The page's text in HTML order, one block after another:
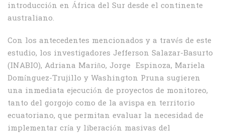
introducción en África del Sur desde el continente
australiano.
Con los antecedentes mencionados y a través de este
estudio, los investigadores Jefferson Salazar-Basurto
(INABIO), Adriana Mariño, Jorge Espinoza, Mariela
Domínguez-Trujillo y Washington Pruna sugieren
una inmediata ejecución de proyectos de monitoreo,
tanto del gorgojo como de la avispa en territorio
ecuatoriano, que permitan evaluar la necesidad de
implementar cría y liberación masivas del